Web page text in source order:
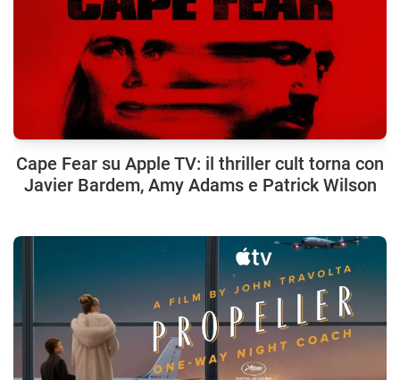
Cape Fear su Apple TV: il thriller cult torna con
Javier Bardem, Amy Adams e Patrick Wilson